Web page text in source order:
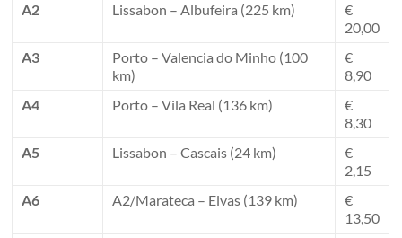
A2
Lissabon – Albufeira (225 km)
€
20,00
A3
Porto – Valencia do Minho (100
km)
€
8,90
A4
Porto – Vila Real (136 km)
€
8,30
A5
Lissabon – Cascais (24 km)
€
2,15
A6
A2/Marateca – Elvas (139 km)
€
13,50